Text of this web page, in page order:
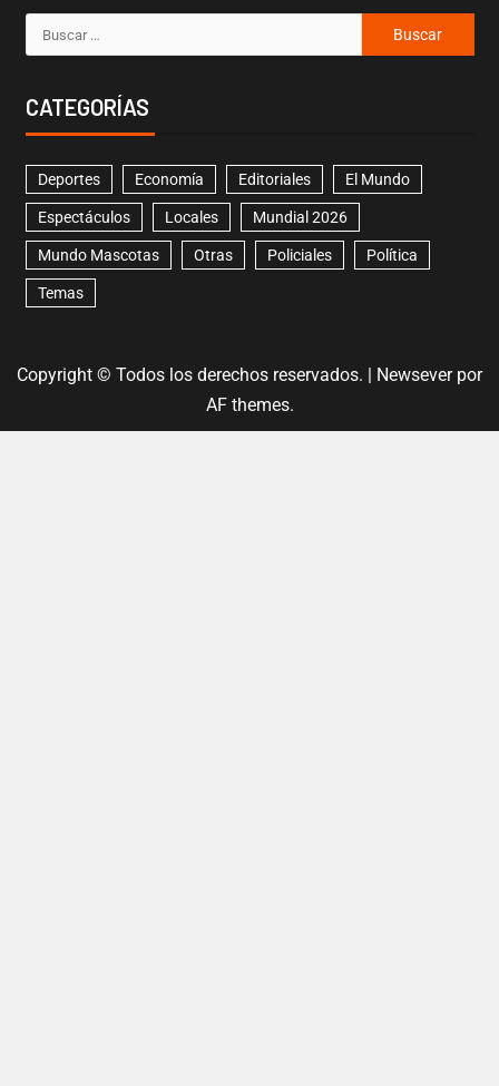
CATEGORÍAS
Deportes Economía Editoriales El Mundo
Espectáculos Locales Mundial 2026
Mundo Mascotas Otras Policiales Política
Temas
Copyright © Todos los derechos reservados. Newseverpor
AF themes.